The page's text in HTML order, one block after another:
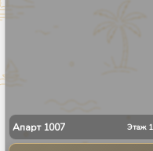
Апарт 1007 Этаж